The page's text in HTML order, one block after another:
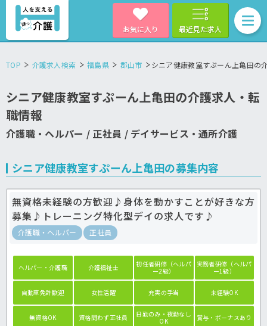
お気に入り 最近見た求人
TOP 介護求人検索 福島県 郡山市 シニア健康教室すぷーん上亀田の
シニア健康教室すぷーん上亀田の介護求人・転
職情報
介護職・ヘルパー / 正社員 / デイサービス・通所介護
シニア健康教室すぷーん上亀田の募集内容
無資格未経験の方歓迎♪身体を動かすことが好きな方
募集♪トレーニング特化型デイの求人です♪
介護職・ヘルパー 正社員
ヘルパー・介護職 介護福祉士
初任者研修（ヘルパ
ー2級）
実務者研修（ヘルパ
ー1級）
自動車免許歓迎 女性活躍 充実の手当 未経験OK
無資格OK 資格問わず正社員
日勤のみ・夜勤なし
OK
賞与・ボーナスあり